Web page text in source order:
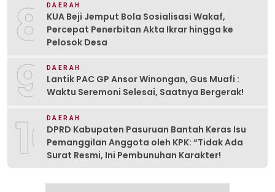
8 DAERAH
KUA Beji Jemput Bola Sosialisasi Wakaf,
Percepat Penerbitan Akta Ikrar hingga ke
Pelosok Desa
9 DAERAH
Lantik PAC GP Ansor Winongan, Gus Muafi :
Waktu Seremoni Selesai, Saatnya Bergerak!
10DAERAH
DPRD Kabupaten Pasuruan Bantah Keras Isu
Pemanggilan Anggota oleh KPK: “Tidak Ada
Surat Resmi, Ini Pembunuhan Karakter!